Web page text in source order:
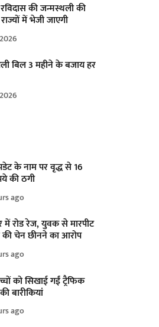
की जन्मस्थली की
राज्यों में भेजी जाएगी
बिल 3 महीने के बजाय हर
के नाम पर वृद्ध से 16
की ठगी
ago
में रोड रेज, युवक से मारपीट
चेन छीनने का आरोप
ago
को सिखाई गईं ट्रैफिक
बारीकियां
ago